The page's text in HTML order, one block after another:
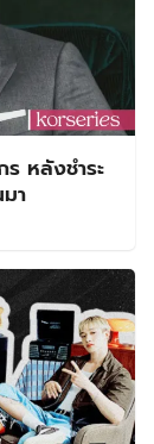
หลังชำระ
า